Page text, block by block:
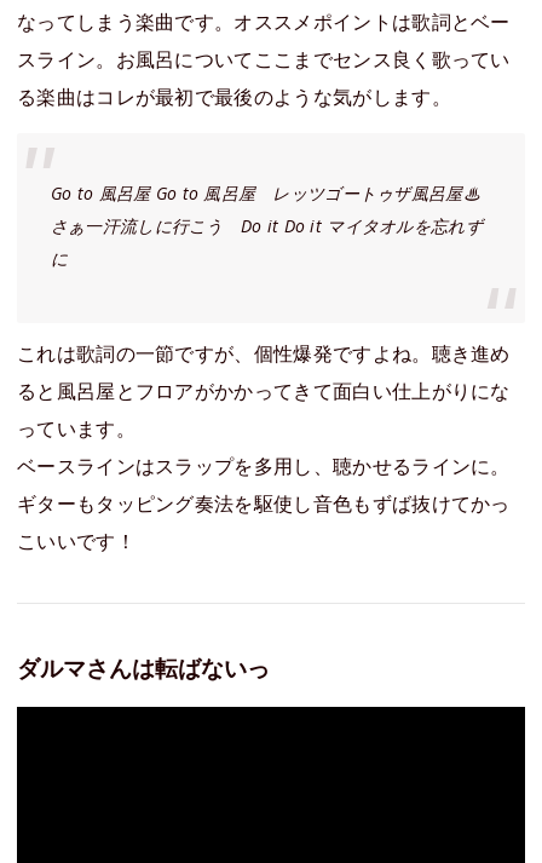
なってしまう楽曲です。オススメポイントは歌詞とベー
スライン。お風呂についてここまでセンス良く歌ってい
る楽曲はコレが最初で最後のような気がします。
Go to 風呂屋 Go to 風呂屋 レッツゴートゥザ風呂屋♨︎
さぁ一汗流しに行こう Do it Do it マイタオルを忘れず
に
これは歌詞の一節ですが、個性爆発ですよね。聴き進め
ると風呂屋とフロアがかかってきて面白い仕上がりにな
っています。
ベースラインはスラップを多用し、聴かせるラインに。
ギターもタッピング奏法を駆使し音色もずば抜けてかっ
こいいです！
ダルマさんは転ばないっ